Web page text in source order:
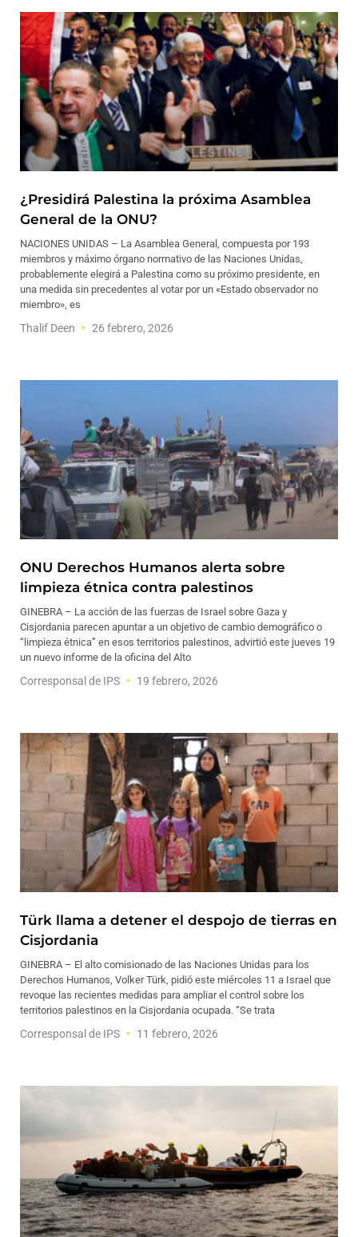
¿Presidirá Palestina la próxima Asamblea
General de la ONU?
NACIONES UNIDAS – La Asamblea General, compuesta por 193
miembros y máximo órgano normativo de las Naciones Unidas,
probablemente elegirá a Palestina como su próximo presidente, en
una medida sin precedentes al votar por un «Estado observador no
miembro», es
Thalif Deen 26 febrero, 2026
ONU Derechos Humanos alerta sobre
limpieza étnica contra palestinos
GINEBRA – La acción de las fuerzas de Israel sobre Gaza y
Cisjordania parecen apuntar a un objetivo de cambio demográfico o
“limpieza étnica” en esos territorios palestinos, advirtió este jueves 19
un nuevo informe de la oficina del Alto
Corresponsal de IPS 19 febrero, 2026
Türk llama a detener el despojo de tierras en
Cisjordania
GINEBRA – El alto comisionado de las Naciones Unidas para los
Derechos Humanos, Volker Türk, pidió este miércoles 11 a Israel que
revoque las recientes medidas para ampliar el control sobre los
territorios palestinos en la Cisjordania ocupada. “Se trata
Corresponsal de IPS 11 febrero, 2026